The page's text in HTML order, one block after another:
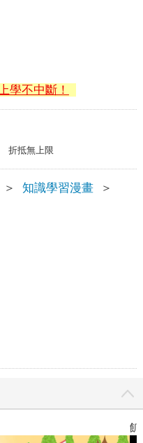
學不中斷！
折抵無上限
＞ 知識學習漫畫
＞
飢